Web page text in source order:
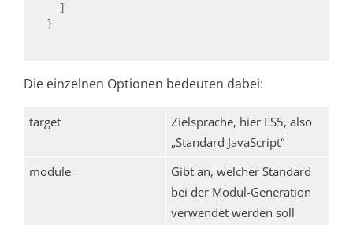
}
Die einzelnen Optionen bedeuten dabei:
target
Zielsprache, hier ES5, also
„Standard JavaScript“
module
Gibt an, welcher Standard
bei der Modul-Generation
verwendet werden soll